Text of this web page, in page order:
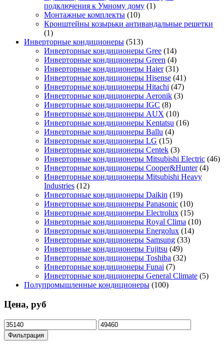
подключения к Умному дому (1)
Монтажные комплекты (10)
Кронштейны козырьки антивандальные решетки
(1)
Инверторные кондиционеры (513)
Инверторные кондиционеры Gree (14)
Инверторные кондиционеры Green (4)
Инверторные кондиционеры Haier (31)
Инверторные кондиционеры Hisense (41)
Инверторные кондиционеры Hitachi (47)
Инверторные кондиционеры Aeronik (3)
Инверторные кондиционеры IGC (8)
Инверторные кондиционеры AUX (10)
Инверторные кондиционеры Kentatsu (16)
Инверторные кондиционеры Ballu (4)
Инверторные кондиционеры LG (15)
Инверторные кондиционеры Centek (3)
Инверторные кондиционеры Mitsubishi Electric (46)
Инверторные кондиционеры Cooper&Hunter (4)
Инверторные кондиционеры Mitsubishi Heavy
Industries (12)
Инверторные кондиционеры Daikin (19)
Инверторные кондиционеры Panasonic (10)
Инверторные кондиционеры Electrolux (15)
Инверторные кондиционеры Royal Clima (10)
Инверторные кондиционеры Energolux (14)
Инверторные кондиционеры Samsung (33)
Инверторные кондиционеры Fujitsu (49)
Инверторные кондиционеры Toshiba (32)
Инверторные кондиционеры Funai (7)
Инверторные кондиционеры General Climate (5)
Полупромышленные кондиционеры (100)
Цена, руб
Минимальная
цена
Максимальная
цена
Фильтрация